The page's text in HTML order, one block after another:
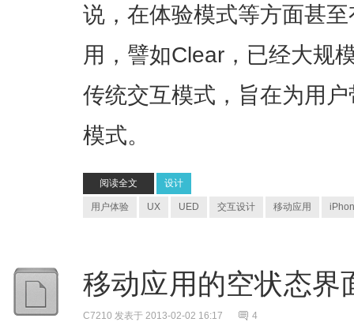
说，在体验模式等方面甚
用，譬如Clear，已经大规
传统交互模式，旨在为用
模式。
阅读全文 设计
用户体验 UX UED 交互设计 移动应用
移动应用的空状态
C7210 发表于 2013-02-02 16:17 4